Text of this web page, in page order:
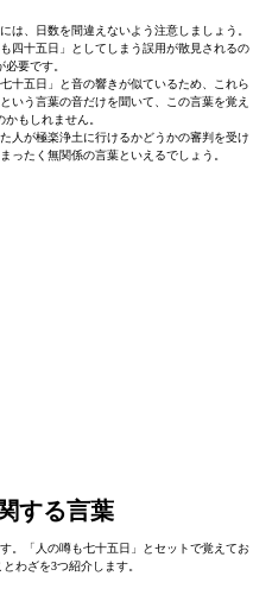
は、日数を間違えないよう注意しましょう。
四十五日」としてしまう誤用が散見されるの
要です。
十五日」と音の響きが似ているため、これら
いう言葉の音だけを聞いて、この言葉を覚え
もしれません。
人が極楽浄土に行けるかどうかの審判を受け
ったく無関係の言葉といえるでしょう。
する言葉
。「人の噂も七十五日」とセットで覚えてお
わざを3つ紹介します。